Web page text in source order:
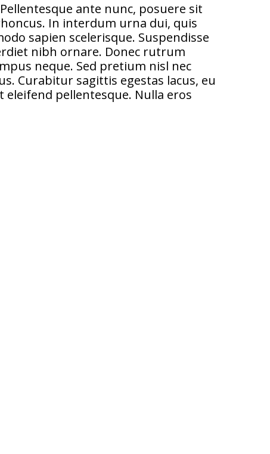
ante nunc, posuere sit
In interdum urna dui, quis
sapien scelerisque. Suspendisse
nibh ornare. Donec rutrum
neque. Sed pretium nisl nec
Curabitur sagittis egestas lacus, eu
pellentesque. Nulla eros